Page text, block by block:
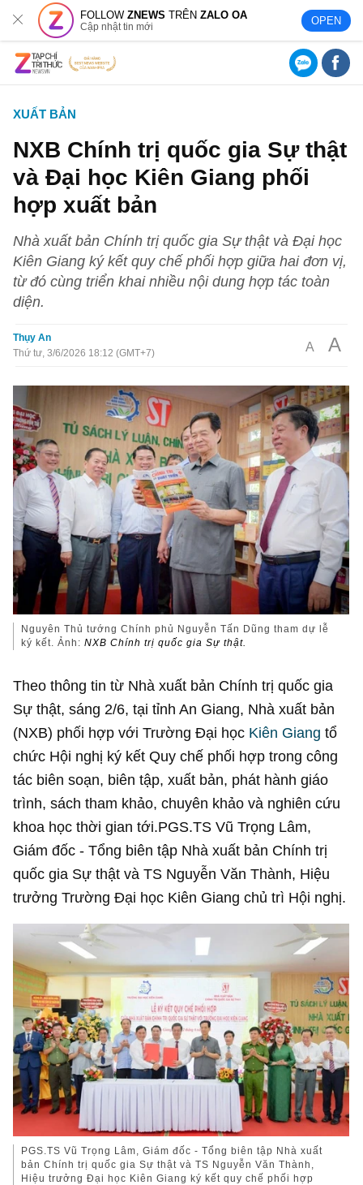
FOLLOWZNEWS TRÊNZALO OA
Cập nhật tin mới OPEN
XUẤT BẢN
NXB Chính trị quốc gia Sự thật
và Đại học Kiên Giang phối
hợp xuất bản
Nhà xuất bản Chính trị quốc gia Sự thật và Đại học
Kiên Giang ký kết quy chế phối hợp giữa hai đơn vị,
từ đó cùng triển khai nhiều nội dung hợp tác toàn
diện.
Thụy An
Thứ tư, 3/6/2026 18:12 (GMT+7)
A A
Nguyên Thủ tướng Chính phủ Nguyễn Tấn Dũng tham dự lễ
ký kết. Ảnh:NXB Chính trị quốc gia Sự thật.
Theo thông tin từ Nhà xuất bản Chính trị quốc gia
Sự thật, sáng 2/6, tại tỉnh An Giang, Nhà xuất bản
(NXB) phối hợp với Trường Đại học Kiên Giang tổ
chức Hội nghị ký kết Quy chế phối hợp trong công
tác biên soạn, biên tập, xuất bản, phát hành giáo
trình, sách tham khảo, chuyên khảo và nghiên cứu
khoa học thời gian tới.PGS.TS Vũ Trọng Lâm,
Giám đốc - Tổng biên tập Nhà xuất bản Chính trị
quốc gia Sự thật và TS Nguyễn Văn Thành, Hiệu
trưởng Trường Đại học Kiên Giang chủ trì Hội nghị.
PGS.TS Vũ Trọng Lâm, Giám đốc - Tổng biên tập Nhà xuất
bản Chính trị quốc gia Sự thật và TS Nguyễn Văn Thành,
Hiệu trưởng Đại học Kiên Giang ký kết quy chế phối hợp